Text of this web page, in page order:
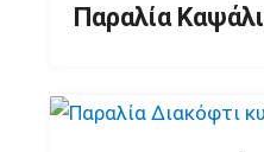
Παραλία Καψάλι